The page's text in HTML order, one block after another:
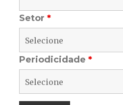
Setor*
Periodicidade*